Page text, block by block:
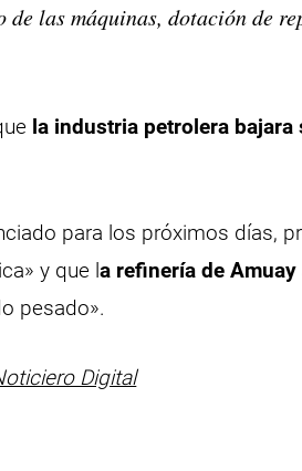
las máquinas, dotación de
la industria petrolera bajara
para los próximos días,
y que la refinería de Amuay
pesado».
Digital